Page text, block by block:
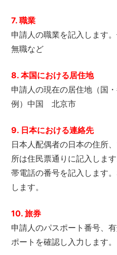
7. 職業
申請人の職業を記入します
無職など
8. 本国における居住地
申請人の現在の居住地（国
例）中国 北京市
9. 日本における連絡先
日本人配偶者の日本の住所
所は住民票通りに記入しま
帯電話の番号を記入します
します。
10. 旅券
申請人のパスポート番号、
ポートを確認し入力します。